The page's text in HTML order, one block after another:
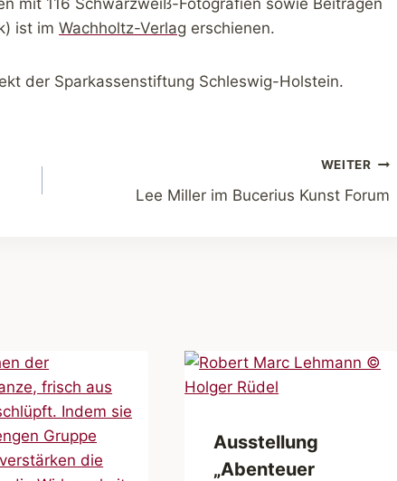
ist im Wachholtz-Verlag erschienen.
der Sparkassenstiftung Schleswig-Holstein.
WEITER
Lee Miller im Bucerius Kunst Forum
Ausstellung
„Abenteuer